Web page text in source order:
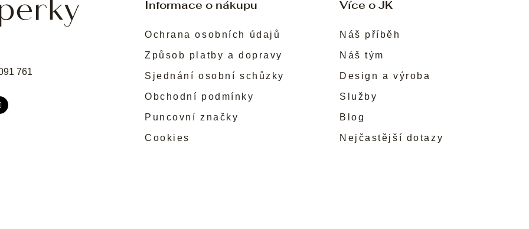
Informace o nákupu
Ochrana osobních údajů
Způsob platby a dopravy
Sjednání osobní schůzky
Obchodní podmínky
Puncovní značky
Cookies
Více o JK
Náš příběh
Náš tým
Design a výroba
Služby
Blog
Nejčastější dotazy
761